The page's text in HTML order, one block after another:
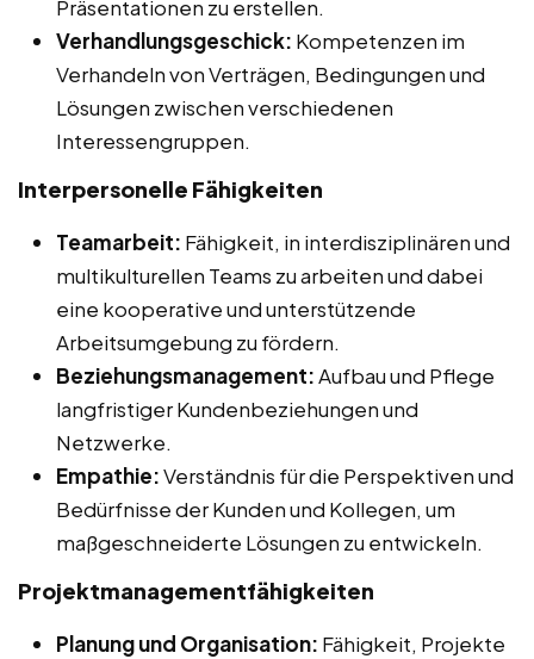
Präsentationen zu erstellen.
Verhandlungsgeschick: Kompetenzen im
Verhandeln von Verträgen, Bedingungen und
Lösungen zwischen verschiedenen
Interessengruppen.
Interpersonelle Fähigkeiten
Teamarbeit: Fähigkeit, in interdisziplinären und
multikulturellen Teams zu arbeiten und dabei
eine kooperative und unterstützende
Arbeitsumgebung zu fördern.
Beziehungsmanagement:Aufbau und Pflege
langfristiger Kundenbeziehungen und
Netzwerke.
Empathie:Verständnis für die Perspektiven und
Bedürfnisse der Kunden und Kollegen, um
maßgeschneiderte Lösungen zu entwickeln.
Projektmanagementfähigkeiten
Planung und Organisation: Fähigkeit, Projekte